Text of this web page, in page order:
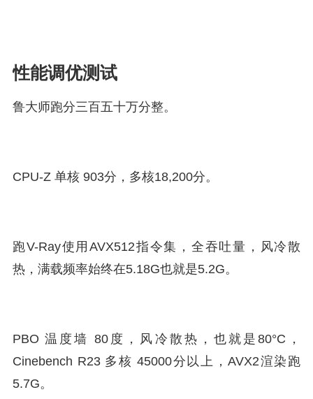
性能调优测试
鲁大师跑分三百五十万分整。
CPU-Z 单核 903分，多核18,200分。
跑V-Ray使用AVX512指令集，全吞吐量，风冷散
热，满载频率始终在5.18G也就是5.2G。
PBO 温度墙 80度，风冷散热，也就是80°C，
Cinebench R23 多核 45000分以上，AVX2渲染跑
5.7G。